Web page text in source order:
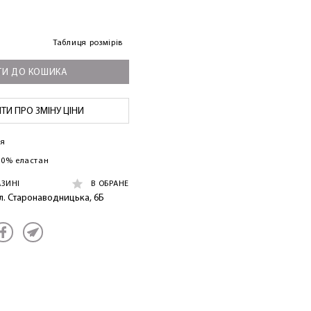
Таблиця розмірів
ДО КОШИКА
ПРО ЗМІНУ ЦІНИ
еластан
В ОБРАНЕ
Старонаводницька, 6Б